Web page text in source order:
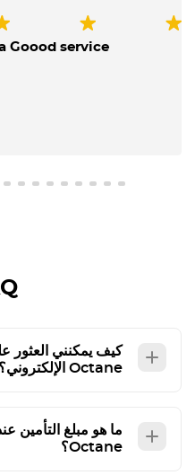
Goood service
كيف يمكنني
Octane الإلكتروني؟
ما هو مبلغ التأمين
Octane؟